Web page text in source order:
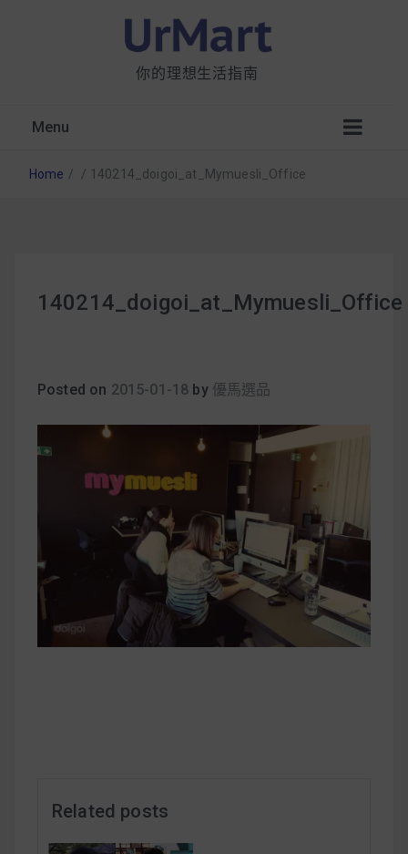
你的理想生活指南
Menu
析：成分、營養價值及其優缺點
簡單料理
健身重訓菜單
運動健身飲食建議
2020 年最新蛋白粉終極指南，讓你一次搞
清楚！
減醣食材推薦
Home / / 140214_doigoi_at_Mymuesli_Office
140214_doigoi_at_Mymuesli_Office
Posted on 2015-01-18 by 優馬選品
Related posts